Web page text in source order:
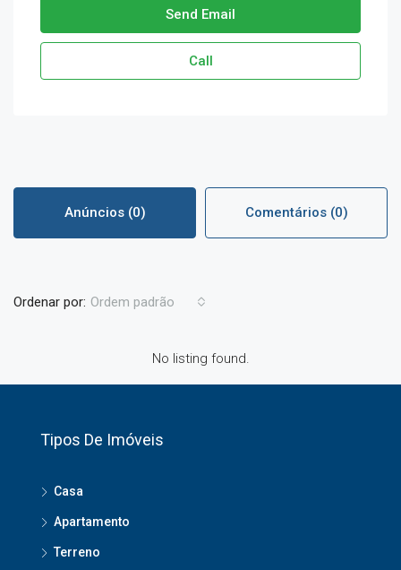
Send Email
Call
Anúncios (0) Comentários (0)
Ordenar por: Ordem padrão
No listing found.
Tipos De Imóveis
Casa
Apartamento
Terreno